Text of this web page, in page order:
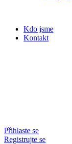
Kdo jsme
Kontakt
Přihlaste se
Registrujte se